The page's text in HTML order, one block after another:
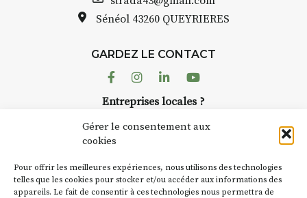
Gérer le consentement aux
cookies
Pour offrir les meilleures expériences, nous utilisons des technologies
telles que les cookies pour stocker et/ou accéder aux informations des
appareils. Le fait de consentir à ces technologies nous permettra de
Sénéol 43260 QUEYRIERES
GARDEZ LE CONTACT
FacebookInstagram
LinkedinYoutube
Entreprises locales ?
Suivez toute l'actu de Strada